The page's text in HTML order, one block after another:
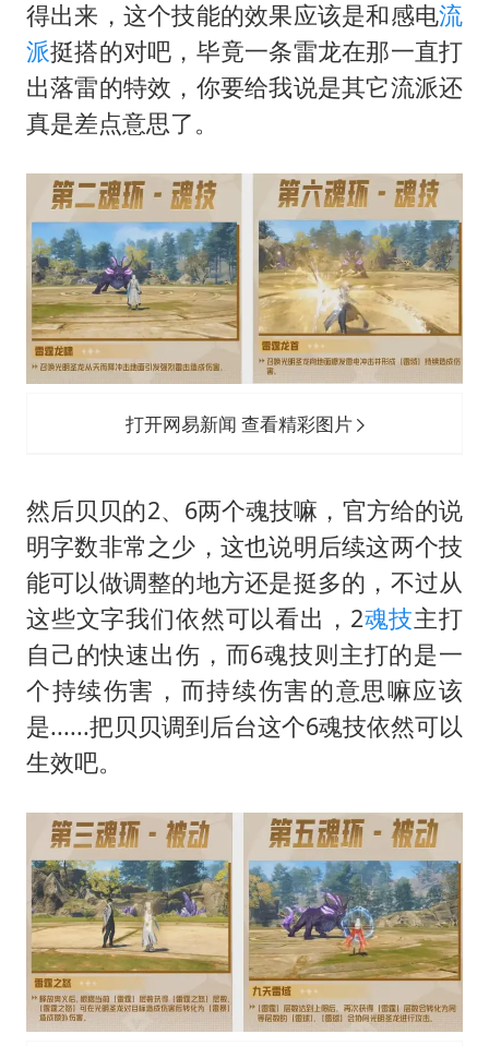
得出来，这个技能的效果应该是和感电流
派挺搭的对吧，毕竟一条雷龙在那一直打
出落雷的特效，你要给我说是其它流派还
真是差点意思了。
打开网易新闻 查看精彩图片
然后贝贝的2、6两个魂技嘛，官方给的说
明字数非常之少，这也说明后续这两个技
能可以做调整的地方还是挺多的，不过从
这些文字我们依然可以看出，2魂技主打
自己的快速出伤，而6魂技则主打的是一
个持续伤害，而持续伤害的意思嘛应该
是......把贝贝调到后台这个6魂技依然可以
生效吧。